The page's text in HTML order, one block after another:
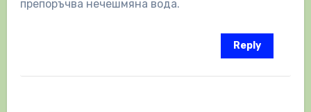
препоръчва нечешмяна вода.
Reply